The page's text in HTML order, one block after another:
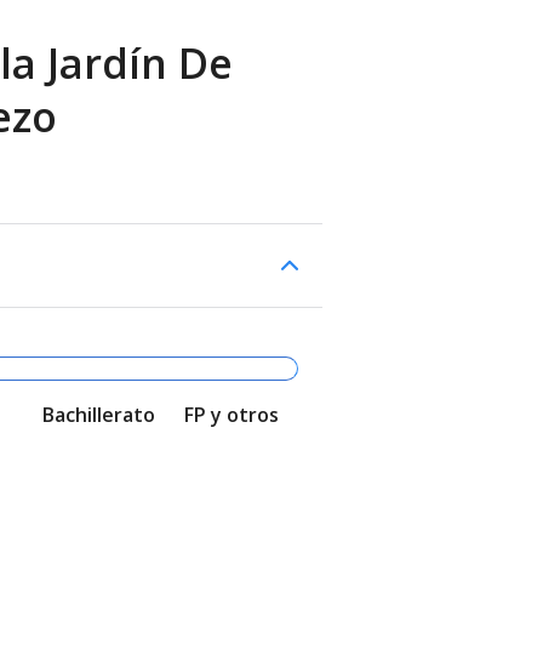
Jardín De
Bachillerato FP y otros